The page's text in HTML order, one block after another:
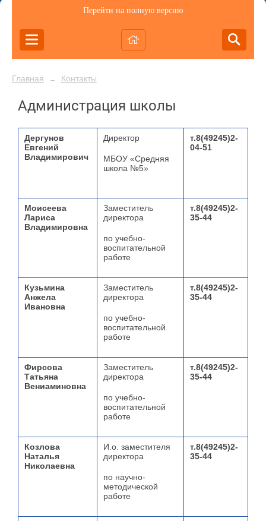
Перейти на полную версию
Главная → Контакты
Администрация школы
Дергунов
Евгений
Владимирович
Директор
МБОУ «Средняя
школа №5»
т.8(49245)2-
04-51
Моисеева
Лариса
Владимировна
Заместитель
директора
по учебно-
воспитательной
работе
т.8(49245)2-
35-44
Кузьмина
Анжела
Ивановна
Заместитель
директора
по учебно-
воспитательной
работе
т.8(49245)2-
35-44
Фирсова
Татьяна
Вениаминовна
Заместитель
директора
по учебно-
воспитательной
работе
т.8(49245)2-
35-44
Козлова
Наталья
Николаевна
И.о. заместителя
директора
по научно-
методической
работе
т.8(49245)2-
35-44